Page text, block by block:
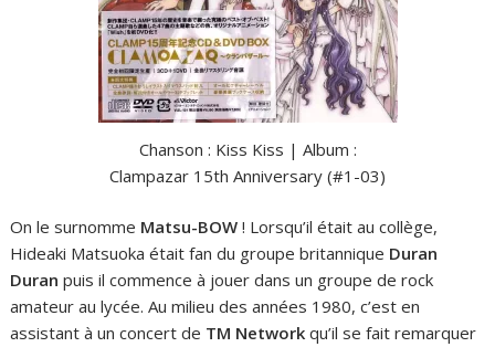
Chanson : Kiss Kiss | Album :
Clampazar 15th Anniversary (#1-03)
On le surnomme Matsu-BOW ! Lorsqu’il était au collège,
Hideaki Matsuoka était fan du groupe britannique Duran
Duran puis il commence à jouer dans un groupe de rock
amateur au lycée. Au milieu des années 1980, c’est en
assistant à un concert de TM Network qu’il se fait remarquer